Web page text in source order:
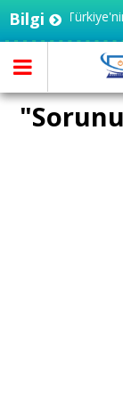
Bilgi- Türkiye'nin